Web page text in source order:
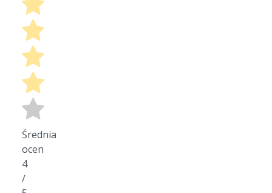
Średnia
ocen
4
/